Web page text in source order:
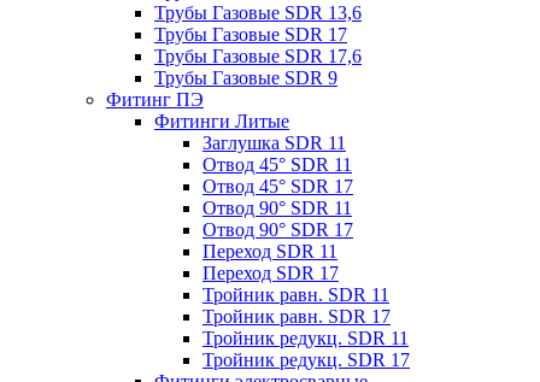
Трубы Газовые SDR 13,6
Трубы Газовые SDR 17
Трубы Газовые SDR 17,6
Трубы Газовые SDR 9
Фитинг ПЭ
Фитинги Литые
Заглушка SDR 11
Отвод 45° SDR 11
Отвод 45° SDR 17
Отвод 90° SDR 11
Отвод 90° SDR 17
Переход SDR 11
Переход SDR 17
Тройник равн. SDR 11
Тройник равн. SDR 17
Тройник редукц. SDR 11
Тройник редукц. SDR 17